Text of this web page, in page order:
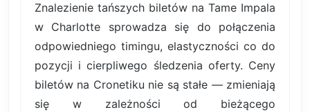
Znalezienie tańszych biletów na Tame Impala
w Charlotte sprowadza się do połączenia
odpowiedniego timingu, elastyczności co do
pozycji i cierpliwego śledzenia oferty. Ceny
biletów na Cronetiku nie są stałe — zmieniają
się w zależności od bieżącego